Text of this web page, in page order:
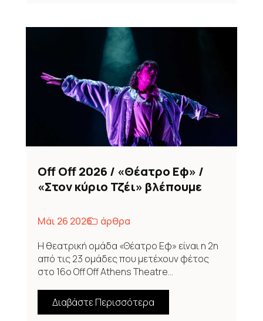
Off Off 2026 / «Θέατρο Εφ» /
«Στον κύριο Τζέι» βλέπουμε
εαυτό, με το σώμα, με το
Μάι 26 2026
άρθρα
Η θεατρική ομάδα «Θέατρο Εφ» είναι η 2η
από τις 23 ομάδες που μετέχουν φέτος
στο 16ο Off Off Athens Theatre...
Διαβάστε Περισσότερα